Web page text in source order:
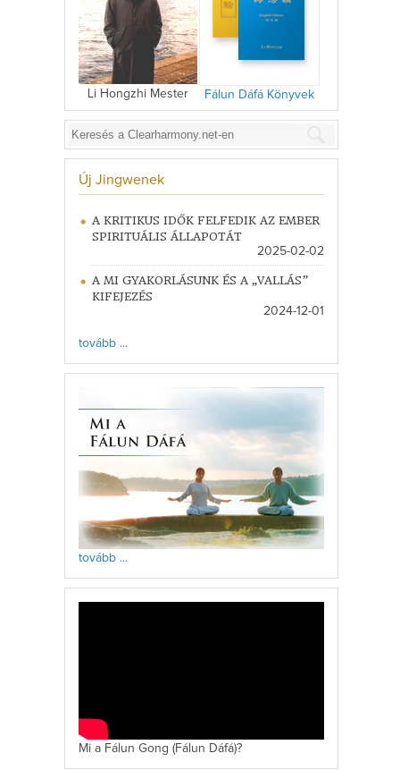
Li Hongzhi Mester Fálun Dáfá Könyvek
Új Jingwenek
A KRITIKUS IDŐK FELFEDIK AZ EMBER
SPIRITUÁLIS ÁLLAPOTÁT
2025-02-02
A MI GYAKORLÁSUNK ÉS A „VALLÁS”
KIFEJEZÉS
2024-12-01
tovább ...
tovább ...
Mi a Fálun Gong (Fálun Dáfá)?